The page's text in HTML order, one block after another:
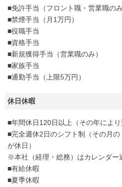
■免許手当（フロント職・営業職のみ
■禁煙手当（月1万円）
■役職手当
■資格手当
■新規獲得手当（営業職のみ）
■家族手当
■通勤手当（上限5万円）
休日休暇
■年間休日120日以上（その年により
■完全週休2日のシフト制（その月
が休日）
※本社（経理・総務）はカレンダー
■有給休暇
■夏季休暇